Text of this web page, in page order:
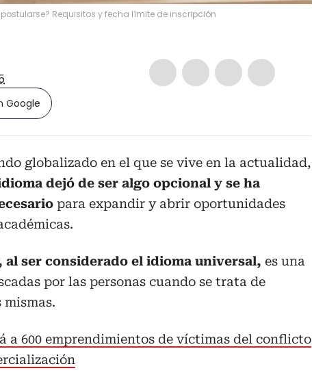
postularse? Requisitos y fecha límite de inscripción
Google
globalizado en el que se vive en la actualidad,
dejó de ser algo opcional y se ha
para expandir y abrir oportunidades
al ser considerado el idioma universal, es una
por las personas cuando se trata de
mismas.
a 600 emprendimientos de víctimas del conflicto